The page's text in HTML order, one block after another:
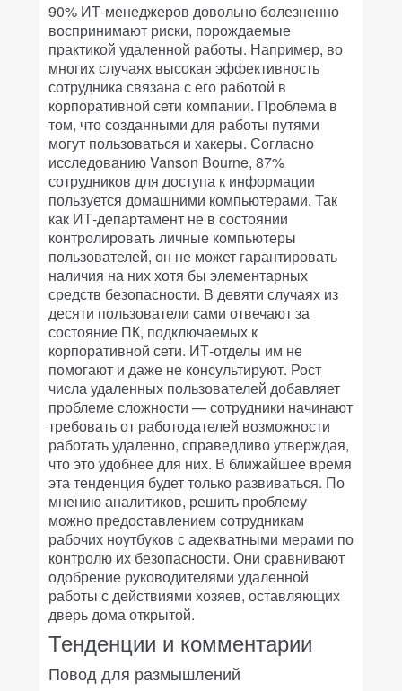
90% ИТ-менеджеров довольно болезненно
воспринимают риски, порождаемые
практикой удаленной работы. Например, во
многих случаях высокая эффективность
сотрудника связана с его работой в
корпоративной сети компании. Проблема в
том, что созданными для работы путями
могут пользоваться и хакеры. Согласно
исследованию Vanson Bourne, 87%
сотрудников для доступа к информации
пользуется домашними компьютерами. Так
как ИТ-департамент не в состоянии
контролировать личные компьютеры
пользователей, он не может гарантировать
наличия на них хотя бы элементарных
средств безопасности. В девяти случаях из
десяти пользователи сами отвечают за
состояние ПК, подключаемых к
корпоративной сети. ИТ-отделы им не
помогают и даже не консультируют. Рост
числа удаленных пользователей добавляет
проблеме сложности — сотрудники начинают
требовать от работодателей возможности
работать удаленно, справедливо утверждая,
что это удобнее для них. В ближайшее время
эта тенденция будет только развиваться. По
мнению аналитиков, решить проблему
можно предоставлением сотрудникам
рабочих ноутбуков с адекватными мерами по
контролю их безопасности. Они сравнивают
одобрение руководителями удаленной
работы с действиями хозяев, оставляющих
дверь дома открытой.
Тенденции и комментарии
Повод для размышлений